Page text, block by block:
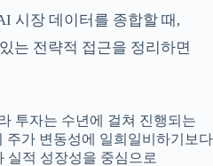
시장 데이터를 종합할 때,
는 전략적 접근을 정리하면
투자는 수년에 걸쳐 진행되는
주가 변동성에 일희일비하기보다
실적 성장성을 중심으로